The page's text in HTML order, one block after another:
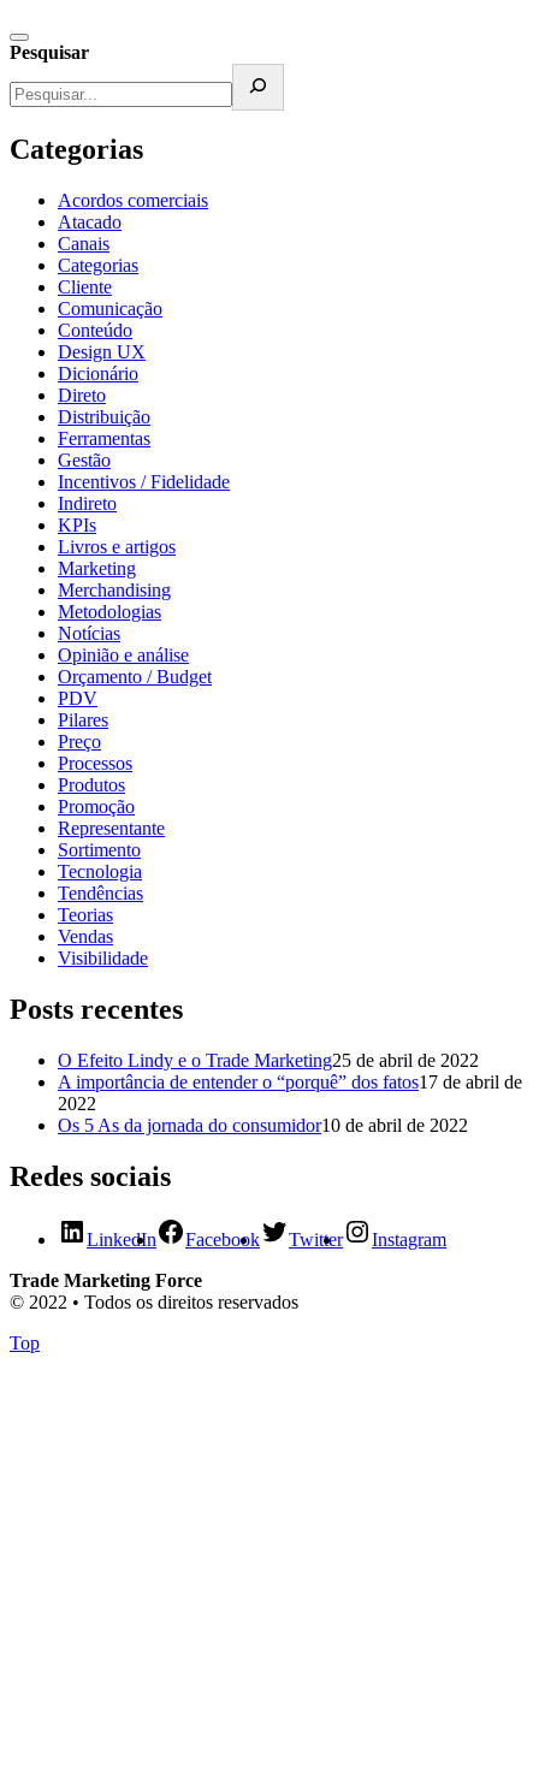
Pesquisar
Categorias
Acordos comerciais
Atacado
Canais
Categorias
Cliente
Comunicação
Conteúdo
Design UX
Dicionário
Direto
Distribuição
Ferramentas
Gestão
Incentivos / Fidelidade
Indireto
KPIs
Livros e artigos
Marketing
Merchandising
Metodologias
Notícias
Opinião e análise
Orçamento / Budget
PDV
Pilares
Preço
Processos
Produtos
Promoção
Representante
Sortimento
Tecnologia
Tendências
Teorias
Vendas
Visibilidade
Posts recentes
O Efeito Lindy e o Trade Marketing25 de abril de 2022
A importância de entender o “porquê” dos fatos17 de abril de
2022
Os 5 As da jornada do consumidor10 de abril de 2022
Redes sociais
LinkedIn Facebook Twitter
Instagram
Trade Marketing Force
© 2022 • Todos os direitos reservados
Top